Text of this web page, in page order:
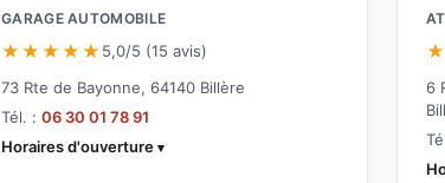
GARAGE AUTOMOBILE
★★★★★ 5,0/5 (15 avis)
73 Rte de Bayonne, 64140 Billère
Tél. : 06 30 01 78 91
Horaires d'ouverture
6